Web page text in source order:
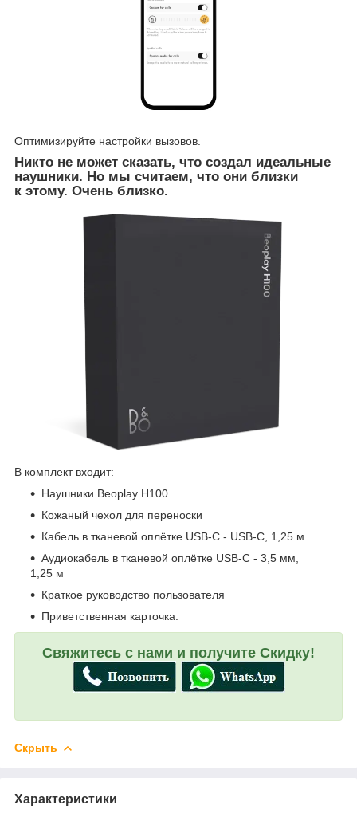
Оптимизируйте настройки вызовов.
Никто не может сказать, что создал идеальные
наушники. Но мы считаем, что они близки
к этому. Очень близко.
В комплект входит:
Наушники Beoplay H100
Кожаный чехол для переноски
Кабель в тканевой оплётке USB-C - USB-C, 1,25 м
Аудиокабель в тканевой оплётке USB-C - 3,5 мм,
1,25 м
Краткое руководство пользователя
Приветственная карточка.
Свяжитесь с нами и получите Скидку!
Скрыть
Характеристики